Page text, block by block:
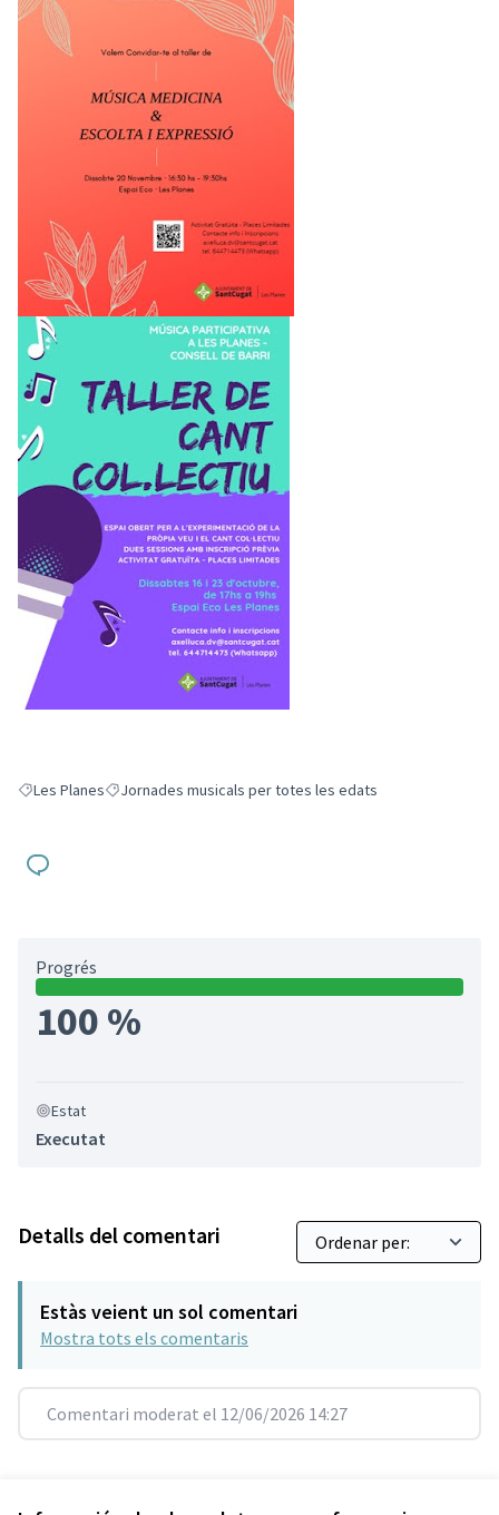
Resultats en filtrar per: Les Planes
Les PlanesResultats en filtrar per: Jornades musicals per totes les
Jornades musicals per totes les edats
Progrés
100 %
Estat
Executat
Detalls del comentari
Estàs veient un sol comentari
Mostra tots els comentaris
Comentari moderat el 12/06/2026 14:27